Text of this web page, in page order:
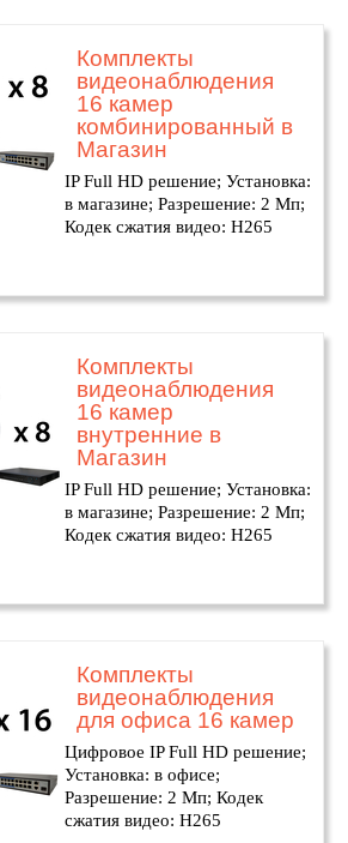
Комплекты
видеонаблюдения
16 камер
комбинированный в
Магазин
IP Full HD решение; Установка:
в магазине; Разрешение: 2 Мп;
Кодек сжатия видео: H265
Комплекты
видеонаблюдения
16 камер
внутренние в
Магазин
IP Full HD решение; Установка:
в магазине; Разрешение: 2 Мп;
Кодек сжатия видео: H265
Комплекты
видеонаблюдения
для офиса 16 камер
Цифровое IP Full HD решение;
Установка: в офисе;
Разрешение: 2 Мп; Кодек
сжатия видео: H265